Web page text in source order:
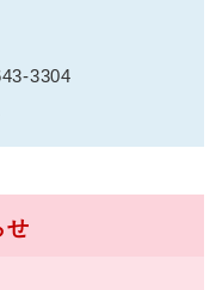
3304
せ